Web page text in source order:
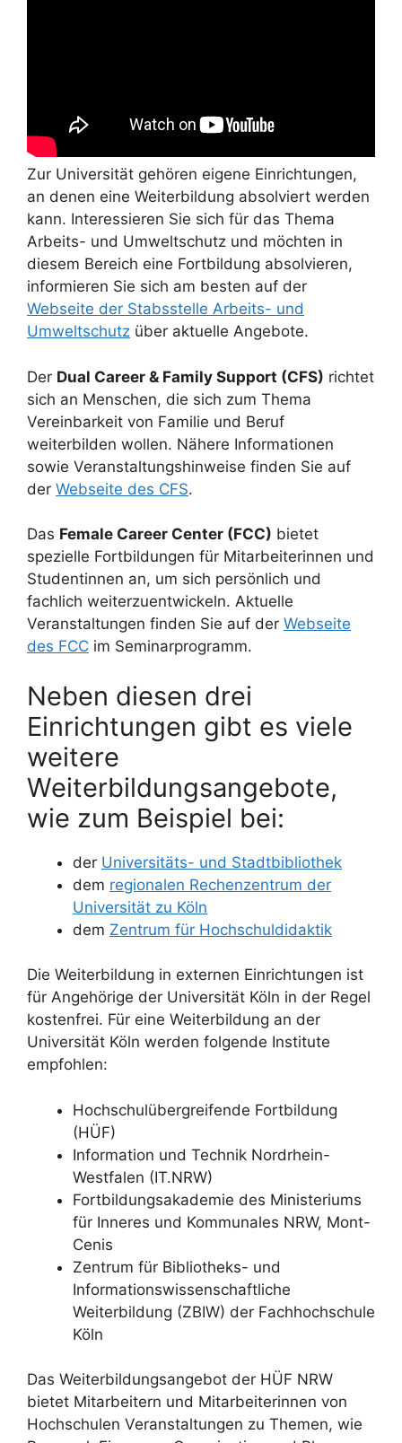
Zur Universität gehören eigene Einrichtungen,
an denen eine Weiterbildung absolviert werden
kann. Interessieren Sie sich für das Thema
Arbeits- und Umweltschutz und möchten in
diesem Bereich eine Fortbildung absolvieren,
informieren Sie sich am besten auf der
Webseite der Stabsstelle Arbeits- und
Umweltschutz über aktuelle Angebote.
Der Dual Career & Family Support (CFS) richtet
sich an Menschen, die sich zum Thema
Vereinbarkeit von Familie und Beruf
weiterbilden wollen. Nähere Informationen
sowie Veranstaltungshinweise finden Sie auf
der Webseite des CFS.
Das Female Career Center (FCC) bietet
spezielle Fortbildungen für Mitarbeiterinnen und
Studentinnen an, um sich persönlich und
fachlich weiterzuentwickeln. Aktuelle
Veranstaltungen finden Sie auf der Webseite
des FCC im Seminarprogramm.
Neben diesen drei
Einrichtungen gibt es viele
weitere
Weiterbildungsangebote,
wie zum Beispiel bei:
der Universitäts- und Stadtbibliothek
dem regionalen Rechenzentrum der
Universität zu Köln
dem Zentrum für Hochschuldidaktik
Die Weiterbildung in externen Einrichtungen ist
für Angehörige der Universität Köln in der Regel
kostenfrei. Für eine Weiterbildung an der
Universität Köln werden folgende Institute
empfohlen:
Hochschulübergreifende Fortbildung
(HÜF)
Information und Technik Nordrhein-
Westfalen (IT.NRW)
Fortbildungsakademie des Ministeriums
für Inneres und Kommunales NRW, Mont-
Cenis
Zentrum für Bibliotheks- und
Informationswissenschaftliche
Weiterbildung (ZBIW) der Fachhochschule
Köln
Das Weiterbildungsangebot der HÜF NRW
bietet Mitarbeitern und Mitarbeiterinnen von
Hochschulen Veranstaltungen zu Themen, wie